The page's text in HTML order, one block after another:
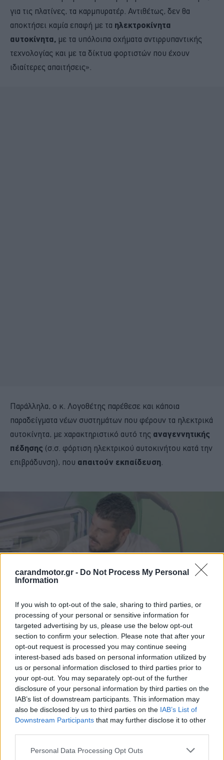
carandmotor.gr - Do Not Process My Personal
Information
If you wish to opt-out of the sale, sharing to third parties, or
processing of your personal or sensitive information for
targeted advertising by us, please use the below opt-out
section to confirm your selection. Please note that after your
opt-out request is processed you may continue seeing
interest-based ads based on personal information utilized by
us or personal information disclosed to third parties prior to
your opt-out. You may separately opt-out of the further
disclosure of your personal information by third parties on the
IAB’s list of downstream participants. This information may
also be disclosed by us to third parties on the IAB’s List of
Downstream Participants that may further disclose it to other
Please note that this website/app uses one or more Google
Personal Data Processing Opt Outs
για τις πλατίνες, τα καρμπυρατέρ. Αντιθέτως, δεν θα
αποκτήσει καμία επαφή με τα ηλεκτροκίνητα
αυτοκίνητα, με τα υπόλοιπα οχήματα αντιρρυπαντικής
τεχνολογίας και με τα δίκτυα φορτιστών που έχουν
ιδιαίτερες απαιτήσεις».
Παράλληλα, ο κ. Λογοθέτης παρέθεσε και κάποια
παραδείγματα νέων συστημάτων που φέρουν τα ηλεκτρικά
αυτοκίνητα, με χαρακτηριστικό αυτό της αναγεννητικής
πέδησης (σ.σ. φόρτιση ηλεκτρικού αυτοκινήτου κατά την
επιβράδυνση), που απαιτούν εκπαίδευση
Η πρότασή του ήταν να επικαιροποιηθεί «άμεσα η
εκπαιδευτική ύλη και να αντικατασταθούν τα μαθήματα
που αφορούν -επί παραδείγματι- στα καρμπυρατέρ με
ενότητες για τις νέες τεχνολογίες και την
ηλεκτροκίνηση», ενώ πρότεινε ο υποψήφιος οδηγός να
εκπαιδεύεται και πάνω στιςεπιπτώσεις από ένα
τροχαίο ατύχημαόπου εμπλέκεταιηλεκτρικό όχημα,
όπως και στις ενέργειες στις οποίες αυτός θα πρέπει να
προβεί κατόπιν της σύγκρουσης προκειμένου να